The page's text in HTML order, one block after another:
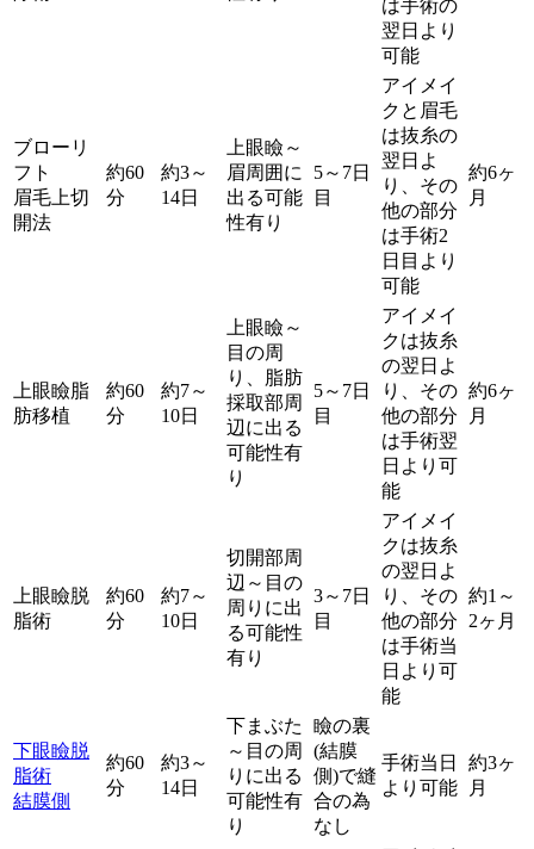
は手術の
翌日より
可能
ブローリ
フト
眉毛上切
開法
約60
分
約3～
14日
上眼瞼～
眉周囲に
出る可能
性有り
5～7日
目
アイメイ
クと眉毛
は抜糸の
翌日よ
り、その
他の部分
は手術2
日目より
可能
約6ヶ
月
上眼瞼脂
肪移植
約60
分
約7～
10日
上眼瞼～
目の周
り、脂肪
採取部周
辺に出る
可能性有
り
5～7日
目
アイメイ
クは抜糸
の翌日よ
り、その
他の部分
は手術翌
日より可
能
約6ヶ
月
上眼瞼脱
脂術
約60
分
約7～
10日
切開部周
辺～目の
周りに出
る可能性
有り
3～7日
目
アイメイ
クは抜糸
の翌日よ
り、その
他の部分
は手術当
日より可
能
約1～
2ヶ月
下眼瞼脱
脂術
結膜側
約60
分
約3～
14日
下まぶた
～目の周
りに出る
可能性有
り
瞼の裏
(結膜
側)で縫
合の為
なし
手術当日
より可能
約3ヶ
月